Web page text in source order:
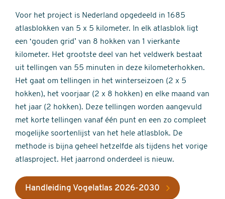
Voor het project is Nederland opgedeeld in 1685
atlasblokken van 5 x 5 kilometer. In elk atlasblok ligt
een ‘gouden grid’ van 8 hokken van 1 vierkante
kilometer. Het grootste deel van het veldwerk bestaat
uit tellingen van 55 minuten in deze kilometerhokken.
Het gaat om tellingen in het winterseizoen (2 x 5
hokken), het voorjaar (2 x 8 hokken) en elke maand van
het jaar (2 hokken). Deze tellingen worden aangevuld
met korte tellingen vanaf één punt en een zo compleet
mogelijke soortenlijst van het hele atlasblok. De
methode is bijna geheel hetzelfde als tijdens het vorige
atlasproject. Het jaarrond onderdeel is nieuw.
Handleiding Vogelatlas 2026-2030